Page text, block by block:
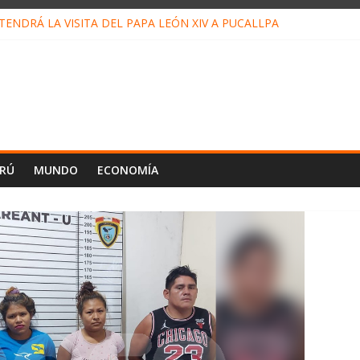
LA VISITA DEL PAPA LEÓN XIV A PUCALLPA
MUNDO ECONOMÍA